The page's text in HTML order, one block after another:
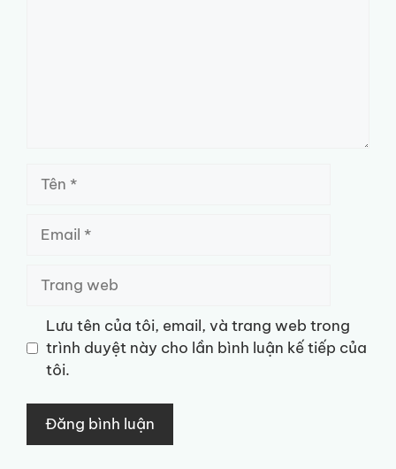
web
Lưu tên của tôi, email, và trang web trong
trình duyệt này cho lần bình luận kế tiếp của
tôi.